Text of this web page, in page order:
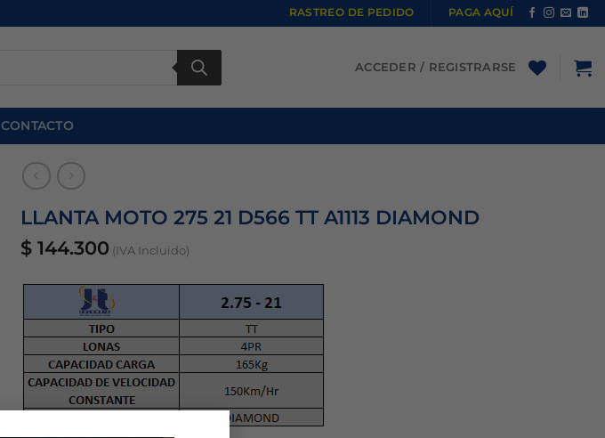
RASTREO DE PEDIDO PAGA AQUÍ
ACCEDER / REGISTRARSE
CONTACTO
LLANTA MOTO 275 21 D566 TT A1113 DIAMOND
$ 144.300 (IVA Incluido)